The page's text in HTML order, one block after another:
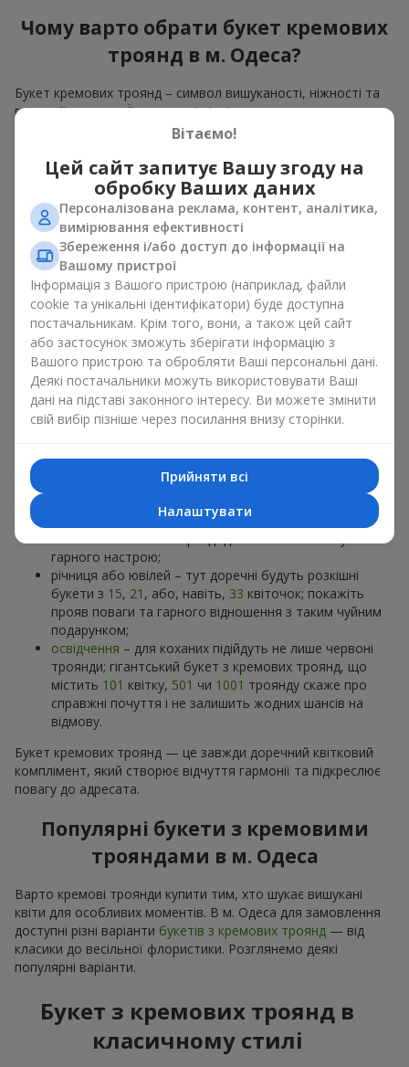
Чому варто обрати букет кремових
троянд в м. Одеса?
Букет кремових троянд – символ вишуканості, ніжності та
гармонії кольору. Її пастельні відтінки створюють
атмосферу спокою й тепла, тому букет кремових троянд
трояндиуособлюють пристрасть, а білі – чистоту, то
кремова троянда передає романтичний настрій і світлу
класику. Букет кремових троянд — вибір зі смаком для тих,
хто цінує натуральну красу та аристократичний стиль.
Коли доречно дарувати
кремові троянди букет
Букет кремових троянддоречний майже завжди. Простіше
сказати в яких життєвих ситуаціях ця квіткова композиція
не стане в нагоді. Хоча, такі ситуації назвати вкрай важко.
Букет кремових троянд доречний у найрізноманітніших
ситуаціях:
лаконічним привітанням і ознакою ніжних почуттів;
абонародження дитини
сприймається, як квітковий комплімент; а в поєднанні
гарного настрою;
річниця або ювілей – тут доречні будуть розкішні
букети з 15, 21 , або, навіть, 33 квіточок; покажіть
прояв поваги та гарного відношення з таким чуйним
подарунком;
освідчення – для коханих підійдуть не лише червоні
троянди; гігантський букет з кремових троянд, що
містить 101 квітку, 501 чи 1001 троянду скаже про
справжні почуття і не залишить жодних шансів на
відмову.
Букет кремових троянд — це завжди доречний квітковий
комплімент, який створює відчуття гармонії та підкреслює
повагу до адресата.
Популярні букети з кремовими
трояндами в м. Одеса
Варто кремові троянди купити тим, хто шукає вишукані
квіти для особливих моментів. В м. Одеса для замовлення
доступні різні варіанти букетів з кремових троянд — від
класики до весільної флористики. Розглянемо деякі
популярні варіанти.
Букет з кремових троянд в
класичному стилі
Вітаємо!
Цей сайт запитує Вашу згоду на
обробку Ваших даних
Персоналізована реклама, контент, аналітика,
вимірювання ефективності
Збереження і/або доступ до інформації на
Вашому пристрої
Інформація з Вашого пристрою (наприклад, файли
cookie та унікальні ідентифікатори) буде доступна
постачальникам. Крім того, вони, а також цей сайт
або застосунок зможуть зберігати інформацію з
Вашого пристрою та обробляти Ваші персональні дані.
Деякі постачальники можуть використовувати Ваші
дані на підставі законного інтересу. Ви можете змінити
свій вибір пізніше через посилання внизу сторінки.
Прийняти всі
Налаштувати